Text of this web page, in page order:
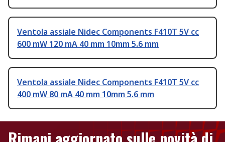
Ventola assiale Nidec Components F410T 5V cc
600 mW 120 mA 40 mm 10mm 5.6 mm
Ventola assiale Nidec Components F410T 5V cc
400 mW 80 mA 40 mm 10mm 5.6 mm